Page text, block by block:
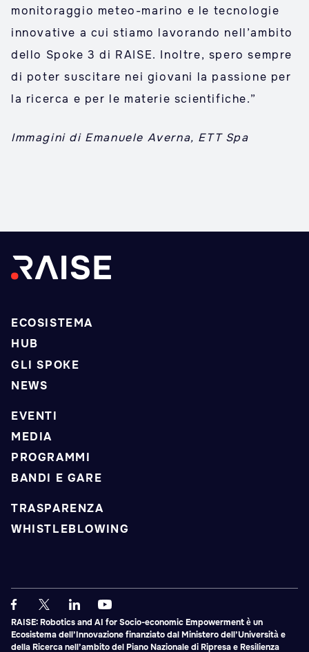
monitoraggio meteo-marino e le tecnologie
innovative a cui stiamo lavorando nell’ambito
dello Spoke 3 di RAISE. Inoltre, spero sempre
di poter suscitare nei giovani la passione per
la ricerca e per le materie scientifiche.”
Immagini di Emanuele Averna, ETT Spa
ECOSISTEMA
HUB
GLI SPOKE
NEWS
EVENTI
MEDIA
PROGRAMMI
BANDI E GARE
TRASPARENZA
WHISTLEBLOWING
RAISE: Robotics and AI for Socio-economic Empowerment è un
Ecosistema dell’Innovazione finanziato dal Ministero dell’Università e
della Ricerca nell’ambito del Piano Nazionale di Ripresa e Resilienza